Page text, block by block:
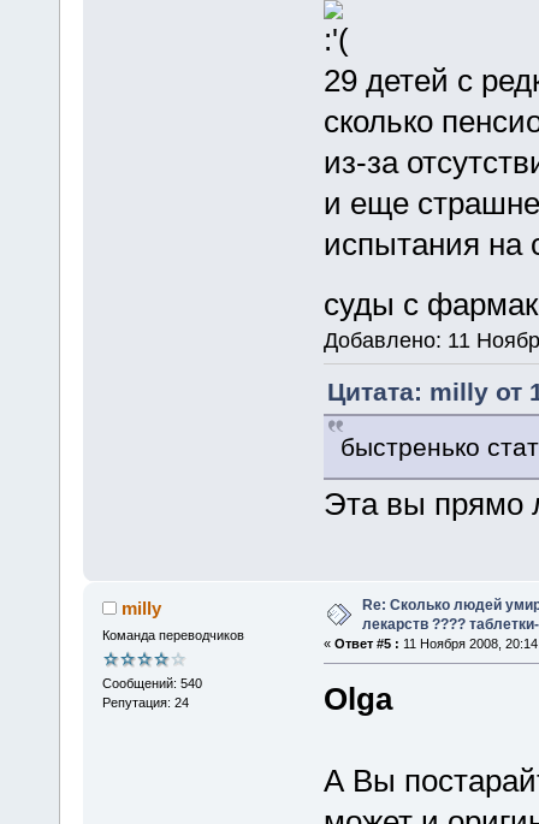
29 детей с
сколько
из-за
и еще
испытания на
суды с
Добавлено: 11
Цитата: milly от
быстренько
Эта вы прямо
milly
Команда переводчиков
Сообщений: 540
Репутация: 24
Re: Сколько людей
лекарств ????
« Ответ #5 : 11 Ноября 2008,
Olga
А Вы